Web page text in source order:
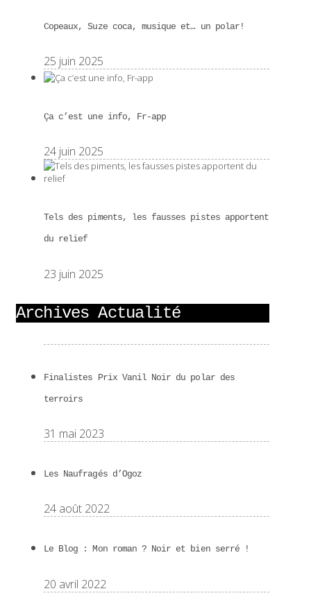
Copeaux, Suze coca, musique et… un polar!
25 juin 2025
Ça c’est une info, Fr-app
24 juin 2025
Tels des piments, les fausses pistes apportent
du relief
23 juin 2025
Archives Actualité
Finalistes Prix Vanil Noir du polar des
terroirs
31 mai 2023
Les Naufragés d’Ogoz
24 août 2022
Le Blog : Mon roman ? Noir et bien serré !
20 avril 2022